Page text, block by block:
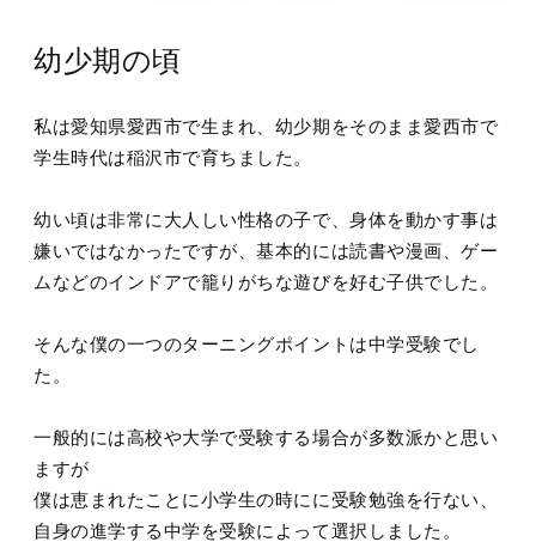
幼少期の頃
私は愛知県愛西市で生まれ、幼少期をそのまま愛西市で
学生時代は稲沢市で育ちました。
幼い頃は非常に大人しい性格の子で、身体を動かす事は
嫌いではなかったですが、基本的には読書や漫画、ゲー
ムなどのインドアで籠りがちな遊びを好む子供でした。
そんな僕の一つのターニングポイントは中学受験でし
た。
一般的には高校や大学で受験する場合が多数派かと思い
ますが
僕は恵まれたことに小学生の時にに受験勉強を行ない、
自身の進学する中学を受験によって選択しました。